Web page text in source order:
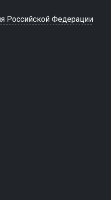
Российской Федерации